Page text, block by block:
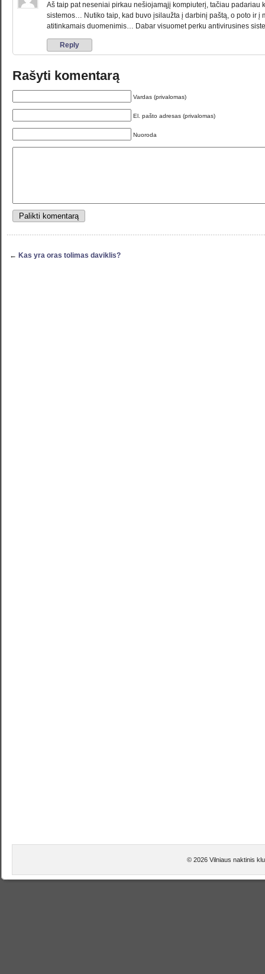
Aš taip pat neseniai pirkau nešiojamąjį kompiuterį, tačiau padariau
sistemos… Nutiko taip, kad buvo įsilaužta į darbinį paštą, o poto ir į
atitinkamais duomenimis… Dabar visuomet perku antivirusines
Reply
Rašyti komentarą
Vardas (privalomas)
El. pašto adresas (privalomas)
Nuoroda
← Kas yra oras tolimas daviklis?
© 2026 Vilniaus naktinis